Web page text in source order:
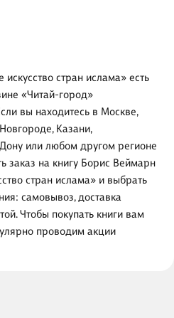
стран ислама» есть
«Читай-город»
вы находитесь в Москве,
Казани,
или любом другом регионе
заказ на книгу Борис Веймарн
стран ислама» и выбрать
самовывоз, доставка
Чтобы покупать книги вам
проводим акции